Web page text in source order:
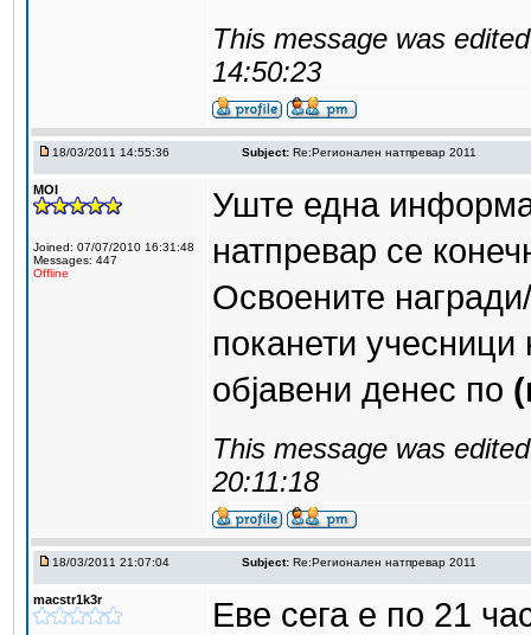
This message was
14:50:23
18/03/2011 14:55:36 Subject: Re:Регионален натпревар 2011
MOI
Joined: 07/07/2010 16:31:48
Messages: 447
Offline
Уште една
натпревар се
Освоените
поканети
објавени денес по
This message was
20:11:18
18/03/2011 21:07:04 Subject: Re:Регионален натпревар 2011
macstr1k3r Еве сега е по 21